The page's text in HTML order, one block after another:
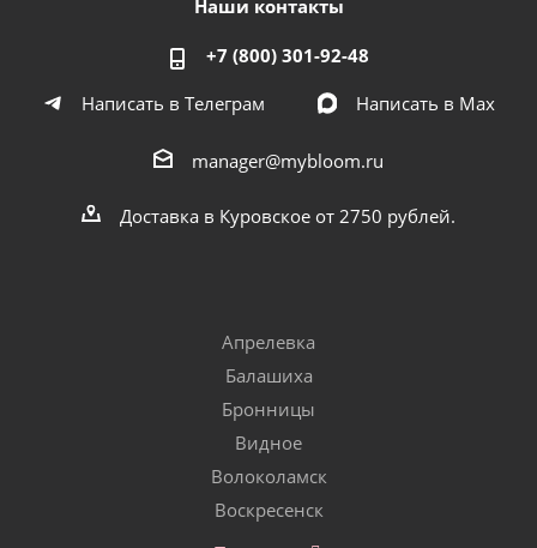
Наши контакты
+7 (800) 301-92-48
Написать в Телеграм
Написать в Мах
manager@mybloom.ru
Доставка в Куровское от 2750 рублей.
Апрелевка
Балашиха
Бронницы
Видное
Волоколамск
Воскресенск